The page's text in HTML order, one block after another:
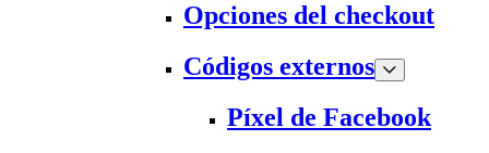
Opciones del checkout
Códigos externos
Píxel de Facebook